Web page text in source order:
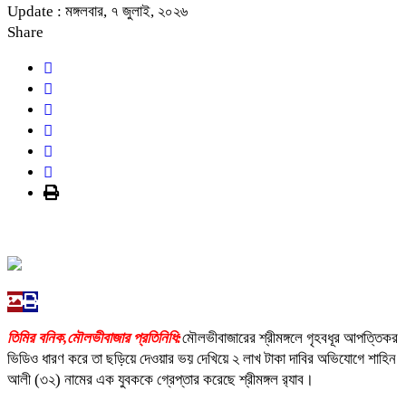
Update : মঙ্গলবার, ৭ জুলাই, ২০২৬
Share
তিমির বনিক,মৌলভীবাজার প্রতিনিধি:মৌলভীবাজারের শ্রীমঙ্গলে গৃহবধূর আপত্তিকর
ভিডিও ধারণ করে তা ছড়িয়ে দেওয়ার ভয় দেখিয়ে ২ লাখ টাকা দাবির অভিযোগে শাহিন
আলী (৩২) নামের এক যুবককে গ্রেপ্তার করেছে শ্রীমঙ্গল র‌্যাব।